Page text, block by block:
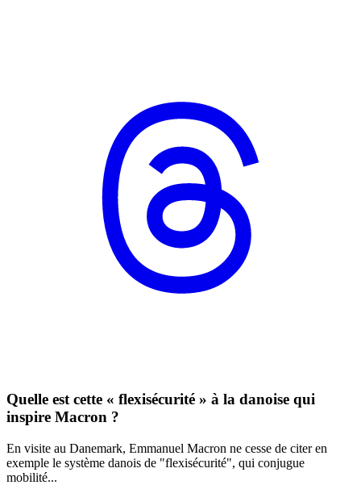
Quelle est cette « flexisécurité » à la danoise qui
inspire Macron ?
En visite au Danemark, Emmanuel Macron ne cesse de citer en
exemple le système danois de "flexisécurité", qui conjugue
mobilité...